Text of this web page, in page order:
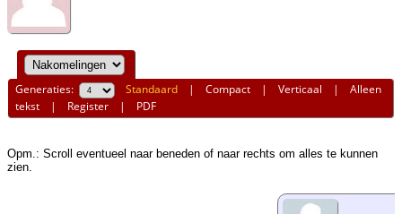
Generaties: Standaard |Compact |Verticaal |Alleen
tekst | Register | PDF
Opm.: Scroll eventueel naar beneden of naar rechts om alles te kunnen
zien.